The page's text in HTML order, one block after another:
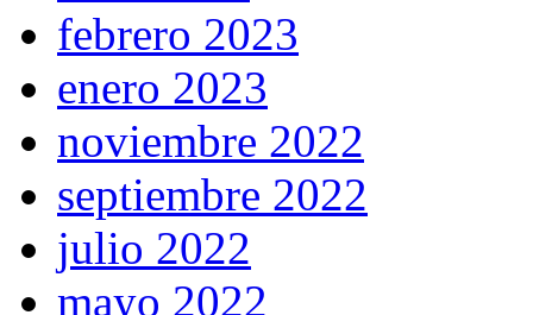
febrero 2023
enero 2023
noviembre 2022
septiembre 2022
julio 2022
mayo 2022